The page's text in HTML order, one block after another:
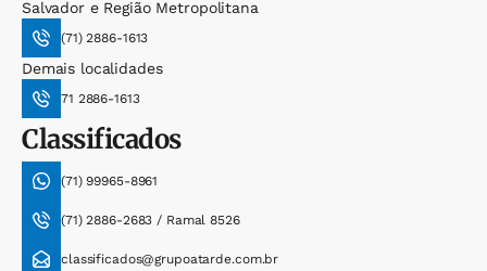
Salvador e Região Metropolitana
(71) 2886-1613
Demais localidades
71 2886-1613
Classificados
(71) 99965-8961
(71) 2886-2683 / Ramal 8526
classificados@grupoatarde.com.br